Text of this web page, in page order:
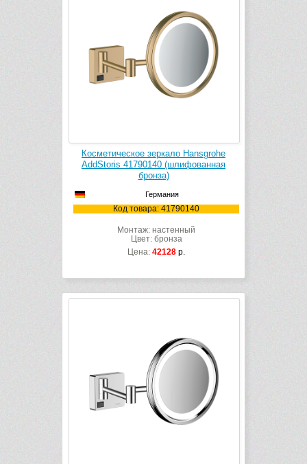
Косметическое зеркало Hansgrohe
AddStoris 41790140 (шлифованная
бронза)
Германия
Код товара: 41790140
Монтаж: настенный
Цвет: бронза
Цена: 42128 р.